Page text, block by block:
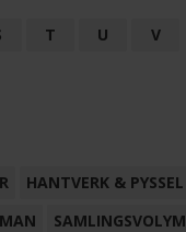
T U
V
HANTVERK & PYSSEL
SAMLINGSVOLYM